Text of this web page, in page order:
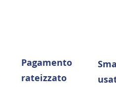
Pagamento
rateizzato